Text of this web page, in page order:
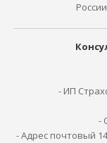
России
- ИП
-
- Адрес почтовый